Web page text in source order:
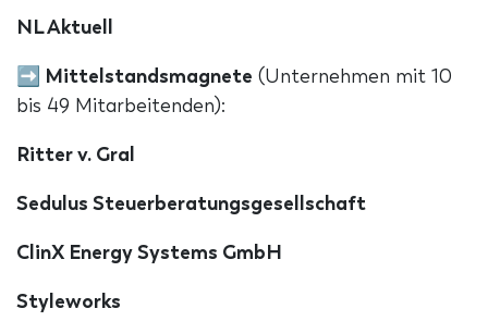
NL Aktuell
➡ Mittelstandsmagnete (Unternehmen mit 10
bis 49 Mitarbeitenden):
Ritter v. Gral
Sedulus Steuerberatungsgesellschaft
ClinX Energy Systems GmbH
Styleworks